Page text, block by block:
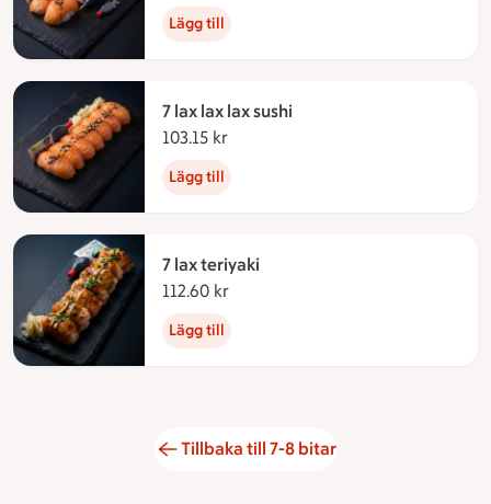
Lägg till
7 lax lax lax sushi
103.15 kr
Lägg till
7 lax teriyaki
112.60 kr
Lägg till
Tillbaka till 7-8 bitar